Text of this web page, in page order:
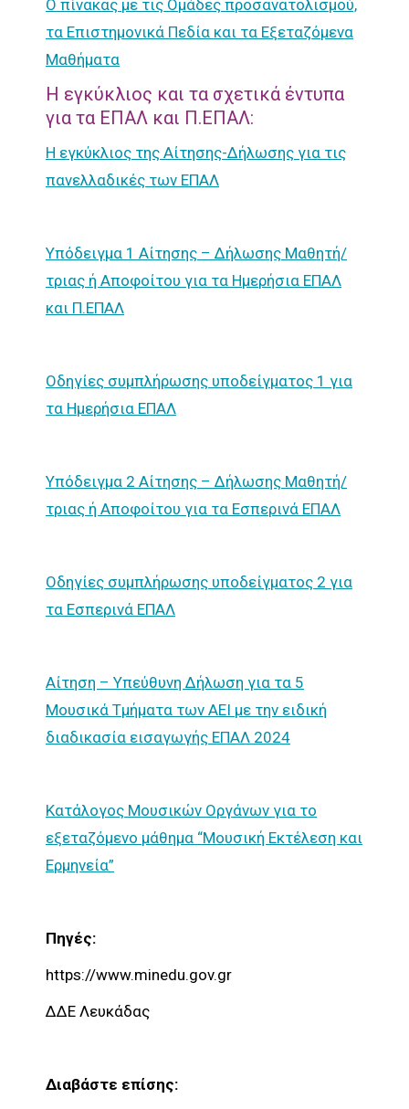
Ο πίνακας με τις Ομάδες προσανατολισμού,
τα Επιστημονικά Πεδία και τα Εξεταζόμενα
Μαθήματα
Η εγκύκλιος και τα σχετικά έντυπα
για τα ΕΠΑΛ και Π.ΕΠΑΛ:
Η εγκύκλιος της Αίτησης-Δήλωσης για τις
πανελλαδικές των ΕΠΑΛ
Υπόδειγμα 1 Αίτησης – Δήλωσης Μαθητή/
τριας ή Αποφοίτου για τα Ημερήσια ΕΠΑΛ
και Π.ΕΠΑΛ
Οδηγίες συμπλήρωσης υποδείγματος 1 για
τα Ημερήσια ΕΠΑΛ
Υπόδειγμα 2 Αίτησης – Δήλωσης Μαθητή/
τριας ή Αποφοίτου για τα Εσπερινά ΕΠΑΛ
Οδηγίες συμπλήρωσης υποδείγματος 2 για
τα Εσπερινά ΕΠΑΛ
Αίτηση – Υπεύθυνη Δήλωση για τα 5
Μουσικά Τμήματα των ΑΕΙ με την ειδική
διαδικασία εισαγωγής ΕΠΑΛ 2024
Κατάλογος Μουσικών Οργάνων για το
εξεταζόμενο μάθημα “Μουσική Εκτέλεση και
Ερμηνεία”
Πηγές:
https://www.minedu.gov.gr
ΔΔΕ Λευκάδας
Διαβάστε επίσης: